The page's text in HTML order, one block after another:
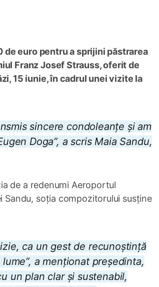
de euro pentru a sprijini păstrarea
Franz Josef Strauss, oferit de
15 iunie, în cadrul unei vizite la
sincere condoleanțe și am
Doga”, a scris Maia Sandu,
de a redenumi Aeroportul
Sandu, soția compozitorului susține
ca un gest de recunoștință
a menționat președinta,
un plan clar și sustenabil,